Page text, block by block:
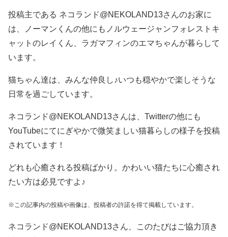
投稿主である ネコランド@NEKOLAND13さんのお家に
は、ノーマンくんの他にもノルウェージャンフォレストキ
ャットのレイくん、ラガマフィンのエマちゃんが暮らして
います。
猫ちゃん達は、みんな仲良し♪いつも穏やかで楽しそうな
日常を過ごしています。
ネコランド@NEKOLAND13さんは、Twitterの他にも
YouTubeにてにぎやかで微笑ましい猫暮らしの様子を投稿
されています！
どれも心癒される投稿ばかり。かわいい猫たちに心癒され
たい方は必見ですよ♪
※この記事内の投稿や画像は、投稿者の許諾を得て掲載しています。
ネコランド@NEKOLAND13さん、このたびはご協力頂き